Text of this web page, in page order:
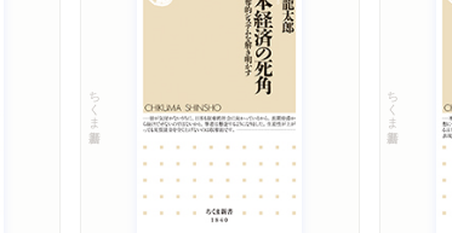
ちくま新書 ちくま新書